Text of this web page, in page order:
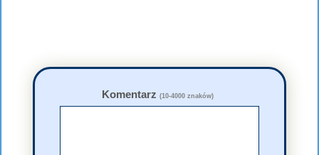
Komentarz (10-4000 znaków)